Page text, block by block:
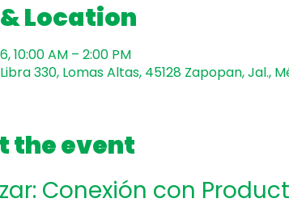
Location
10:00 AM – 2:00 PM
330, Lomas Altas, 45128 Zapopan, Jal.,
the event
Conexión con